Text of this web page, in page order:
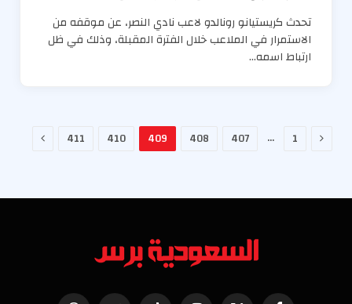
تحدث كريستيانو رونالدو لاعب نادي النصر، عن موقفه من
الاستمرار في الملاعب خلال الفترة المقبلة، وذلك في ظل
ارتباط اسمه…
السابق
1
…
407
408
409
410
411 التالي